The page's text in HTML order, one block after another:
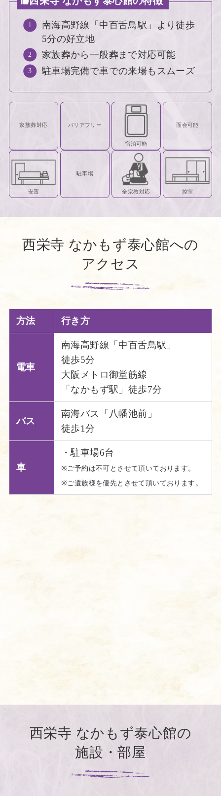
南海高野線「中百舌鳥駅」より徒歩
5分の好立地
家族葬から一般葬まで対応可能
駐車場完備で車での来場もスムーズ
家族葬対応 バリアフリー
宿泊可能
面会可能
安置
駐車場
全宗教対応 控室
西栄寺 なかもず泰心館への
アクセス
方法 行き方
電車
南海高野線「中百舌鳥駅」
徒歩5分
大阪メトロ御堂筋線
「なかもず駅」徒歩7分
バス
南海バス「八幡池前」
徒歩1分
車
・駐車場6台
※ご予約は不可とさせて頂いております。
※ご遺族様を優先とさせて頂いております。
西栄寺 なかもず泰心館の
施設・部屋